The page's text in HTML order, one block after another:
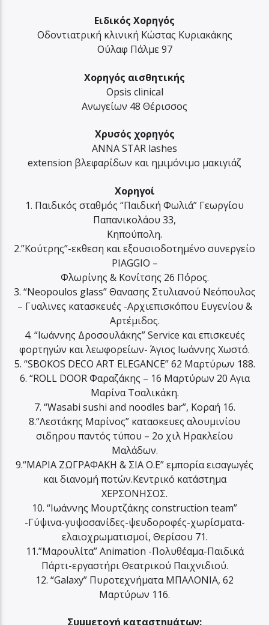
Ειδικός Χορηγός
Οδοντιατρική κλινική Κώστας Κυριακάκης
Ούλαφ Πάλμε 97
Xoρηγός αισθητικής
Οpsis clinical
Aνωγείων 48 Θέρισσος
Χρυσός χορηγός
ANNA STAR lashes
extension βλεφαρίδων και ημιμόνιμο μακιγιάζ
Χορηγοί
1. Παιδικός σταθμός “Παιδική Φωλιά” Γεωργίου
Παπανικολάου 33,
Κηπούπολη.
2.”Κούτρης”-εκθεση και εξουσιοδοτημένο συνεργείο
PIAGGIO –
Φλωρίνης & Κονίτσης 26 Πόρος.
3. “Neopoulos glass” Θανασης Στυλιανού Νεόπουλος
– Γυαλινες κατασκευές -Αρχιεπισκόπου Ευγενίου &
Αρτέμιδος.
4. “Ιωάννης Δροσουλάκης” Service και επισκευές
φορτηγών και λεωφορείων- Άγιος Ιωάννης Χωστό.
5. “SΒOKOS DECO ART ELEGANCE” 62 Μαρτύρων 188.
6. “ROLL DOOR Φαραζάκης – 16 Μαρτύρων 20 Αγια
Μαρίνα Τσαλικάκη.
7. “Wasabi sushi and noodles bar”, Κοραή 16.
8.“Λεστάκης Μαρίνος” κατασκευες αλουμινίου
σιδηρου παντός τύπου – 2ο χιλ Ηρακλείου
Μαλάδων.
9.“ΜΑΡΙΑ ΖΩΓΡΑΦΑΚΗ & ΣΙΑ Ο.Ε” εμπορία εισαγωγές
και διανομή ποτών.Κεντρικό κατάστημα
ΧΕΡΣΟΝΗΣΟΣ.
10. “Ιωάννης Μουρτζάκης construction team”
-Γύψινα-γυψοσανίδες-ψευδοροφές-χωρίσματα-
ελαιοχρωματισμοί, Θερίσου 71.
11.”Μαρουλίτα” Animation -Πολυθέαμα-Παιδικά
Πάρτι-εργαστήρι Θεατρικού Παιχνιδιού.
12. “Galaxy” Πυροτεχνήματα ΜΠΑΛΟΝΙΑ, 62
Μαρτύρων 116.
Συμμετοχή καταστημάτων: